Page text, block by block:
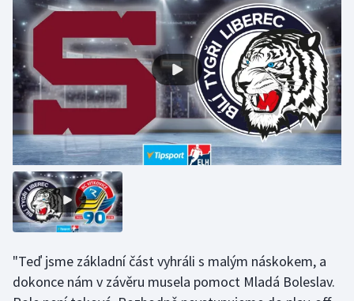
Motorsport
Olympijské hry
Parasport
Plážový volejbal
Ragby
Rychlobruslení
Rychlostní kanoistika
"Teď jsme základní část vyhráli s malým náskokem, a
dokonce nám v závěru musela pomoct Mladá Boleslav.